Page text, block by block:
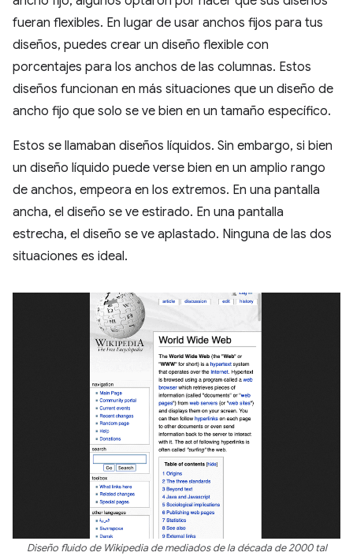
fueran flexibles. En lugar de usar anchos fijos para tus
diseños, puedes crear un diseño flexible con
porcentajes para los anchos de las columnas. Estos
diseños funcionan en más situaciones que un diseño de
ancho fijo que solo se ve bien en un tamaño específico.
Estos se llamaban diseños líquidos. Sin embargo, si bien
un diseño líquido puede verse bien en un amplio rango
de anchos, empeora en los extremos. En una pantalla
ancha, el diseño se ve estirado. En una pantalla
estrecha, el diseño se ve aplastado. Ninguna de las dos
situaciones es ideal.
Diseño fluido de Wikipedia de mediados de la década de 2000 tal